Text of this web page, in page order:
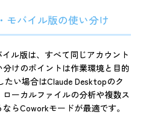
モバイル版の使い分け
ル版は、すべて同じアカウント
けのポイントは作業環境と目的
たい場合はClaude Desktopのク
ーカルファイルの分析や複数ス
らCoworkモードが最適です。